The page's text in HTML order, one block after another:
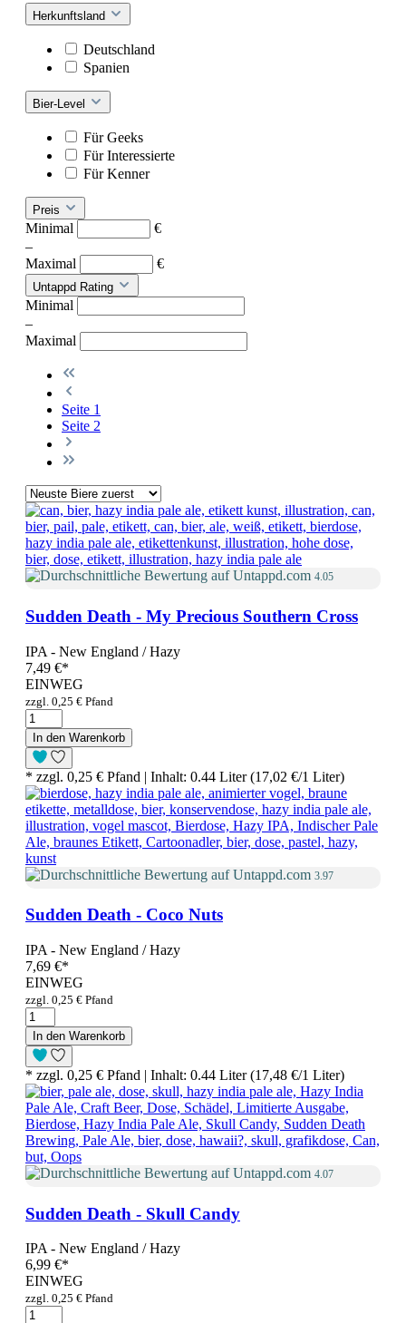
Herkunftsland
Deutschland
Spanien
Bier-Level
Für Geeks
Für Interessierte
Für Kenner
Preis
Minimal
€
–
Maximal
€
Untappd Rating
Minimal
–
Maximal
Seite 1
Seite 2
4.05
Sudden Death - My Precious Southern Cross
IPA - New England / Hazy
7,49 €*
EINWEG
zzgl. 0,25 € Pfand
In den Warenkorb
* zzgl. 0,25 € Pfand | Inhalt: 0.44 Liter (17,02 €/1 Liter)
3.97
Sudden Death - Coco Nuts
IPA - New England / Hazy
7,69 €*
EINWEG
zzgl. 0,25 € Pfand
In den Warenkorb
* zzgl. 0,25 € Pfand | Inhalt: 0.44 Liter (17,48 €/1 Liter)
4.07
Sudden Death - Skull Candy
IPA - New England / Hazy
6,99 €*
EINWEG
zzgl. 0,25 € Pfand